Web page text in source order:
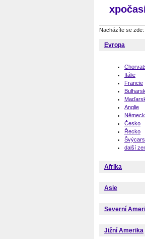
Nacházíte se zde:
Evropa
Itálie
Francie
Anglie
Česko
Řecko
další
Afrika
Asie
Severní
Jižní Amerika